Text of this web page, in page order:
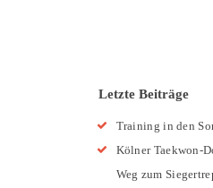
Letzte Beiträge
Training in den
Kölner Taekwon-
Weg zum